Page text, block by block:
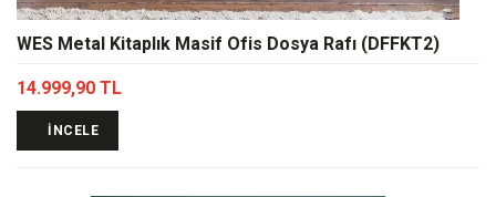
WES Metal Kitaplık Masif Ofis Dosya Rafı (DFFKT2)
14.999,90 TL
İNCELE